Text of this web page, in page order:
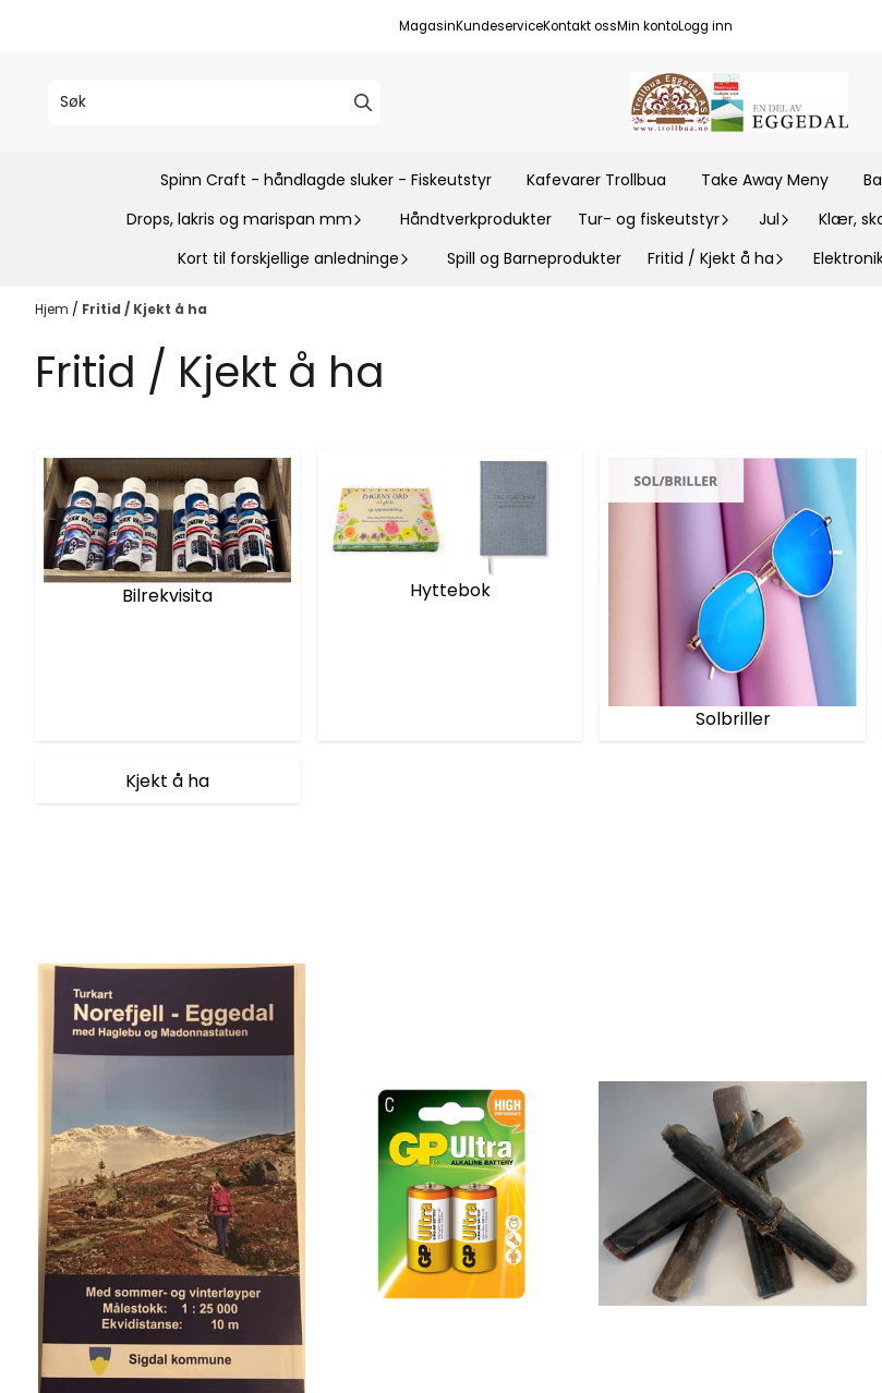
MagasinKundeserviceKontakt ossMin kontoLogg inn
Spinn Craft - håndlagde sluker - Fiskeutstyr Kafevarer Trollbua Take Away Meny
Drops, lakris og marispan mm
Håndtverkprodukter Tur- og fiskeutstyr Jul Klær,
Kort til forskjellige anledninge
Spill og Barneprodukter Fritid / Kjekt å ha
Hjem / Fritid / Kjekt å ha
Fritid / Kjekt å ha
Bilrekvisita Hyttebok
Solbriller
Kjekt å ha